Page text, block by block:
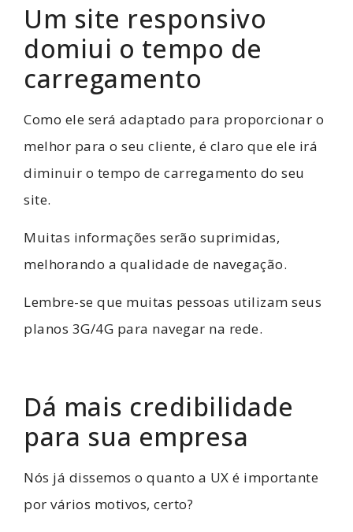
Um site responsivo
domiui o tempo de
carregamento
Como ele será adaptado para proporcionar o
melhor para o seu cliente, é claro que ele irá
diminuir o tempo de carregamento do seu
site.
Muitas informações serão suprimidas,
melhorando a qualidade de navegação.
Lembre-se que muitas pessoas utilizam seus
planos 3G/4G para navegar na rede.
Dá mais credibilidade
para sua empresa
Nós já dissemos o quanto a UX é importante
por vários motivos, certo?